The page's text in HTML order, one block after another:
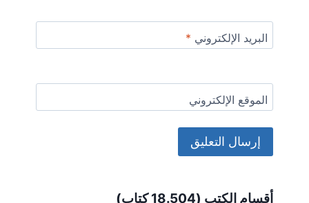
البريد الإلكتروني *
الموقع الإلكتروني
أقسام الكتب (18.504 كتاب)